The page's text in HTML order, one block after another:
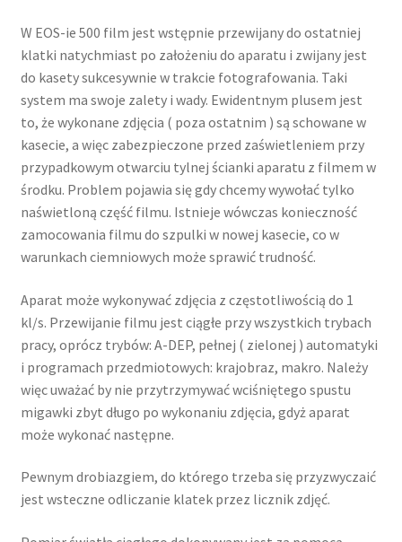
W EOS-ie 500 film jest wstępnie przewijany do ostatniej
klatki natychmiast po założeniu do aparatu i zwijany jest
do kasety sukcesywnie w trakcie fotografowania. Taki
system ma swoje zalety i wady. Ewidentnym plusem jest
to, że wykonane zdjęcia ( poza ostatnim ) są schowane w
kasecie, a więc zabezpieczone przed zaświetleniem przy
przypadkowym otwarciu tylnej ścianki aparatu z filmem w
środku. Problem pojawia się gdy chcemy wywołać tylko
naświetloną część filmu. Istnieje wówczas konieczność
zamocowania filmu do szpulki w nowej kasecie, co w
warunkach ciemniowych może sprawić trudność.
Aparat może wykonywać zdjęcia z częstotliwością do 1
kl/s. Przewijanie filmu jest ciągłe przy wszystkich trybach
pracy, oprócz trybów: A-DEP, pełnej ( zielonej ) automatyki
i programach przedmiotowych: krajobraz, makro. Należy
więc uważać by nie przytrzymywać wciśniętego spustu
migawki zbyt długo po wykonaniu zdjęcia, gdyż aparat
może wykonać następne.
Pewnym drobiazgiem, do którego trzeba się przyzwyczaić
jest wsteczne odliczanie klatek przez licznik zdjęć.